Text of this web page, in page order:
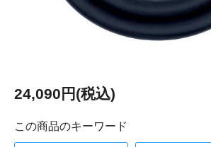
24,090円(税込)
この商品のキーワード